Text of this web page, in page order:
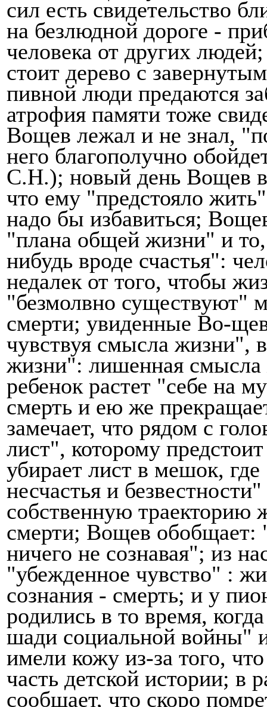
сил есть свидетельство
на безлюдной дороге -
человека от других
стоит дерево с
пивной люди предают­ся
атрофия памяти тоже
Вощев лежал и не знал,
него благополучно
С.Н.); новый день Вощев
что ему "предстояло
надо бы избавиться;
"плана общей жизни" и
нибудь вроде счастья":
недалек от того, чтобы
"безмолвно существуют"
смерти; увиденные Во-
чувствуя смысла жизни",
жизни": лишенная смысла
ребенок растет "себе на
смерть и ею же
замечает, что рядом с
лист", которому
убирает лист в мешок,
несчастья и безвестно­сти"
собственную траекторию
смерти; Вощев обобщает:
ничего не сознавая"; из
"убежденное чувство" :
сознания - смерть; и у
родились в то время,
шади социальной войны"
имели кожу из-за того,
часть детской истории;
сообщает, что скоро